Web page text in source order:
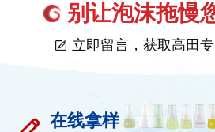
别让泡沫拖慢
立即留言，获取高田专
在线拿样